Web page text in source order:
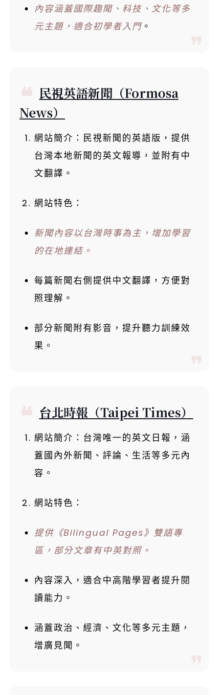
內容涵蓋國際趣聞、科技、文化等多
元主題，適合初學者入門 。
民視英語新聞（Formosa
News）
網站簡介：民視新聞的英語版，提供
台灣本地新聞的英文報導，並附有中
文翻譯。
網站特色：
新聞內容以台灣時事為主，增加學習
的在地連結。
每篇新聞右側提供中文翻譯，方便對
照理解。
部分新聞附有影音，提升聽力訓練效
果。
台北時報（Taipei Times）
網站簡介：台灣唯一的英文日報，涵
蓋國內外新聞、評論、生活等多元內
容。
網站特色：
提供《Bilingual Pages》雙語專
區，部分文章有中英對照。
內容深入，適合中高階學習者提升閱
讀能力。
涵蓋政治、經濟、文化等多元主題，
增廣見聞。